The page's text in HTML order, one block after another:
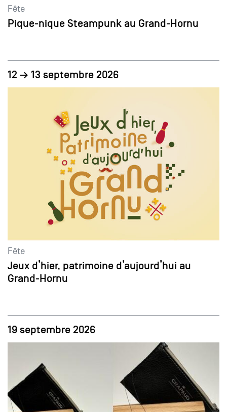
Fête
Pique-nique Steampunk au Grand-Hornu
12 → 13 septembre 2026
Fête
Jeux d’hier, patrimoine d’aujourd’hui au
Grand-Hornu
19 septembre 2026